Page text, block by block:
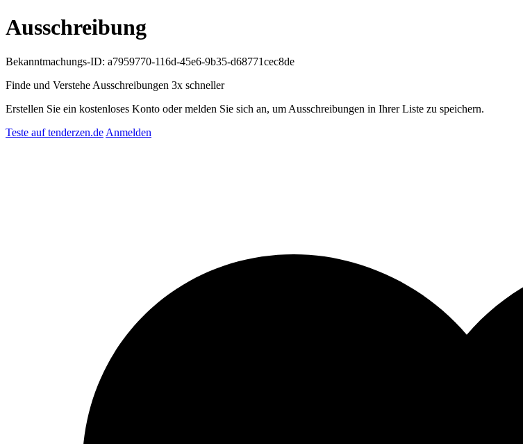
Ausschreibung
Bekanntmachungs-ID: a7959770-116d-45e6-9b35-d68771cec8de
Finde und Verstehe Ausschreibungen 3x schneller
Erstellen Sie ein kostenloses Konto oder melden Sie sich an, um Ausschreibungen in Ihrer Liste zu speichern.
Teste auf tenderzen.de Anmelden